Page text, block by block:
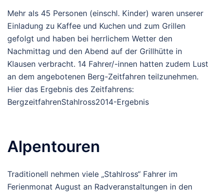
Mehr als 45 Personen (einschl. Kinder) waren unserer
Einladung zu Kaffee und Kuchen und zum Grillen
gefolgt und haben bei herrlichem Wetter den
Nachmittag und den Abend auf der Grillhütte in
Klausen verbracht. 14 Fahrer/-innen hatten zudem Lust
an dem angebotenen Berg-Zeitfahren teilzunehmen.
Hier das Ergebnis des Zeitfahrens:
BergzeitfahrenStahlross2014-Ergebnis
Alpentouren
Traditionell nehmen viele „Stahlross“ Fahrer im
Ferienmonat August an Radveranstaltungen in den